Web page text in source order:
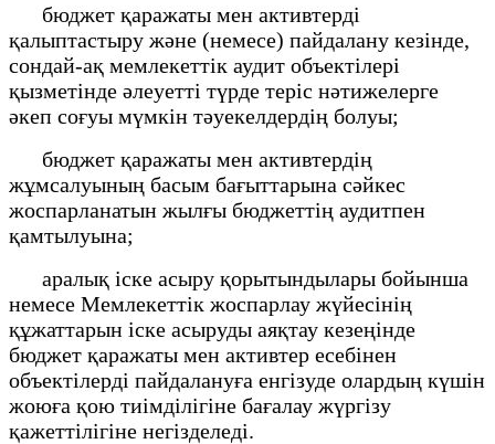
бюджет қаражаты мен активтерді
қалыптастыру және (немесе) пайдалану кезінде,
сондай-ақ мемлекеттік аудит объектілері
қызметінде әлеуетті түрде теріс нәтижелерге
әкеп соғуы мүмкін тәуекелдердің болуы;
бюджет қаражаты мен активтердің
жұмсалуының басым бағыттарына сәйкес
жоспарланатын жылғы бюджеттің аудитпен
қамтылуына;
аралық іске асыру қорытындылары бойынша
немесе Мемлекеттік жоспарлау жүйесінің
құжаттарын іске асыруды аяқтау кезеңінде
бюджет қаражаты мен активтер есебінен
объектілерді пайдалануға енгізуде олардың күшін
жоюға қою тиімділігіне бағалау жүргізу
қажеттілігіне негізделеді.